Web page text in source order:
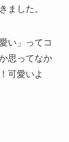
ました。
い」ってコ
思ってなか
可愛いよ